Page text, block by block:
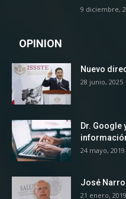
9 diciembre,
OPINION
Nuevo
28 junio, 2025
Dr. Google
24 mayo, 2019
José
21 enero, 2019